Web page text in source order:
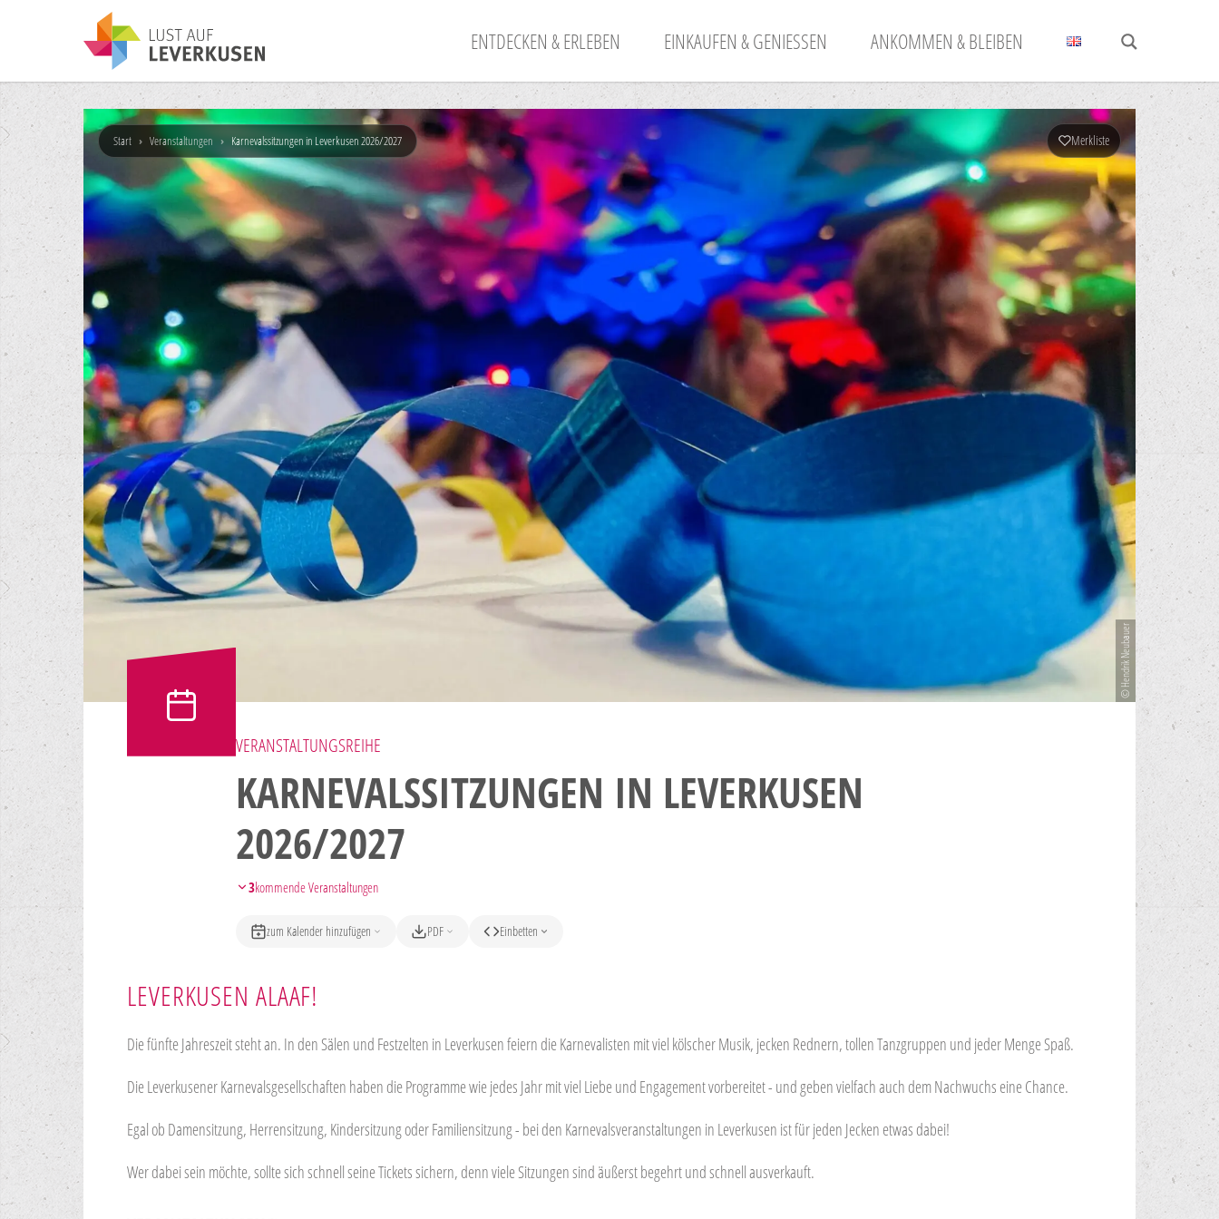
ENTDECKEN & ERLEBEN EINKAUFEN & GENIESSEN ANKOMMEN & BLEIBEN
Start › Veranstaltungen › Karnevalssitzungen in Leverkusen 2026/2027 Merkliste
© Hendrik Neubauer
VERANSTALTUNGSREIHE
KARNEVALSSITZUNGEN IN LEVERKUSEN
2026/2027
3kommende Veranstaltungen
zum Kalender hinzufügen PDF Einbetten
LEVERKUSEN ALAAF!
Die fünfte Jahreszeit steht an. In den Sälen und Festzelten in Leverkusen feiern die Karnevalisten mit viel kölscher Musik, jecken Rednern, tollen Tanzgruppen und jeder Menge Spaß.
Die Leverkusener Karnevalsgesellschaften haben die Programme wie jedes Jahr mit viel Liebe und Engagement vorbereitet - und geben vielfach auch dem Nachwuchs eine Chance.
Egal ob Damensitzung, Herrensitzung, Kindersitzung oder Familiensitzung - bei den Karnevalsveranstaltungen in Leverkusen ist für jeden Jecken etwas dabei!
Wer dabei sein möchte, sollte sich schnell seine Tickets sichern, denn viele Sitzungen sind äußerst begehrt und schnell ausverkauft.
HIGHLIGHT